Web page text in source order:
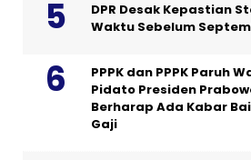
DPR Desak Kepastian
Waktu Sebelum
PPPK dan PPPK Paruh
Pidato Presiden
Berharap Ada Kabar
Gaji